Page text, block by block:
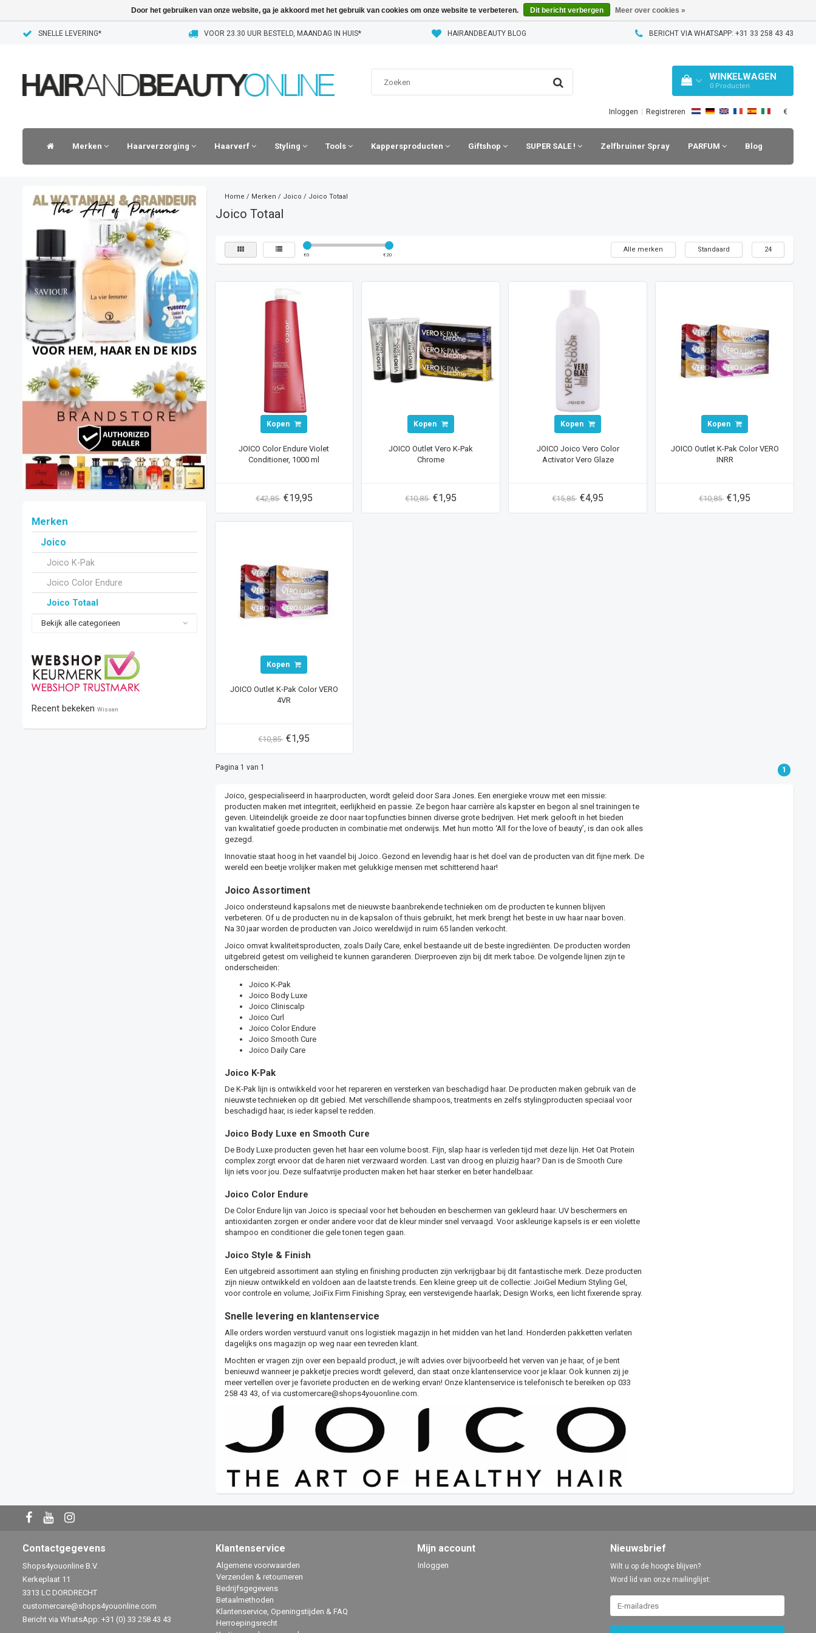
SNELLE LEVERING* VOOR 23.30 UUR BESTELD, MAANDAG IN HUIS* HAIRANDBEAUTY BLOG BERICHT VIA WHATSAPP: +31 33 258 43 43
WINKELWAGEN
0 Producten
Inloggen Registreren €
Merken Haarverzorging Haarverf Styling Tools Kappersproducten Giftshop SUPER SALE ! Zelfbruiner Spray PARFUM Blog
Merken
Joico
Joico K-Pak
Joico Color Endure
Joico Totaal
Bekijk alle categorieen
Recent bekeken Wissen
Home / Merken / Joico / Joico Totaal
Joico Totaal
€0 € 20
Alle merken Standaard 24
Kopen
JOICO Color Endure Violet
Conditioner, 1000 ml
€42,85 €19,95
Kopen
JOICO Outlet Vero K-Pak
Chrome
€10,85 €1,95
Kopen
JOICO Joico Vero Color
Activator Vero Glaze
€15,85 €4,95
Kopen
JOICO Outlet K-Pak Color VERO
INRR
€10,85 €1,95
Kopen
JOICO Outlet K-Pak Color VERO
4VR
€10,85 €1,95
Pagina 1 van 1 1
Joico, gespecialiseerd in haarproducten, wordt geleid door Sara Jones. Een energieke vrouw met een missie:
producten maken met integriteit, eerlijkheid en passie. Ze begon haar carrière als kapster en begon al snel trainingen te
geven. Uiteindelijk groeide ze door naar topfuncties binnen diverse grote bedrijven. Het merk gelooft in het bieden
van kwalitatief goede producten in combinatie met onderwijs. Met hun motto ‘All for the love of beauty’, is dan ook alles
gezegd.
Innovatie staat hoog in het vaandel bij Joico. Gezond en levendig haar is het doel van de producten van dit fijne merk. De
wereld een beetje vrolijker maken met gelukkige mensen met schitterend haar!
Joico Assortiment
Joico ondersteund kapsalons met de nieuwste baanbrekende technieken om de producten te kunnen blijven
verbeteren. Of u de producten nu in de kapsalon of thuis gebruikt, het merk brengt het beste in uw haar naar boven.
Na 30 jaar worden de producten van Joico wereldwijd in ruim 65 landen verkocht.
Joico omvat kwaliteitsproducten, zoals Daily Care, enkel bestaande uit de beste ingrediënten. De producten worden
uitgebreid getest om veiligheid te kunnen garanderen. Dierproeven zijn bij dit merk taboe. De volgende lijnen zijn te
onderscheiden:
Joico K-Pak
Joico Body Luxe
Joico Cliniscalp
Joico Curl
Joico Color Endure
Joico Smooth Cure
Joico Daily Care
Joico K-Pak
De K-Pak lijn is ontwikkeld voor het repareren en versterken van beschadigd haar. De producten maken gebruik van de
nieuwste technieken op dit gebied. Met verschillende shampoos, treatments en zelfs stylingproducten speciaal voor
beschadigd haar, is ieder kapsel te redden.
Joico Body Luxe en Smooth Cure
De Body Luxeproducten geven het haar een volume boost. Fijn, slap haar is verleden tijd met deze lijn. Het Oat Protein
complex zorgt ervoor dat de haren niet verzwaard worden. Last van droog en pluizig haar? Dan is de Smooth Cure
lijn iets voor jou. Deze sulfaatvrije producten maken het haar sterker en beter handelbaar.
Joico Color Endure
De Color Endurelijn van Joico is speciaal voor het behouden en beschermen van gekleurd haar. UV beschermers en
antioxidanten zorgen er onder andere voor dat de kleur minder snel vervaagd. Voor askleurige kapsels is er een violette
shampoo en conditioner die gele tonen tegen gaan.
Joico Style & Finish
Een uitgebreid assortiment aan styling en finishing producten zijn verkrijgbaar bij dit fantastische merk. Deze producten
zijn nieuw ontwikkeld en voldoen aan de laatste trends. Een kleine greep uit de collectie: JoiGel Medium Styling Gel ,
voor controle en volume; JoiFix Firm Finishing Spray, een verstevigende haarlak; Design Works, een licht fixerende spray.
Snelle levering en klantenservice
Alle orders worden verstuurd vanuit ons logistiek magazijn in het midden van het land. Honderden pakketten verlaten
dagelijks ons magazijn op weg naar een tevreden klant.
Mochten er vragen zijn over een bepaald product, je wilt advies over bijvoorbeeld het verven van je haar, of je bent
benieuwd wanneer je pakketje precies wordt geleverd, dan staat onze klantenservice voor je klaar. Ook kunnen zij je
meer vertellen over je favoriete producten en de werking ervan! Onze klantenservice is telefonisch te bereiken op 033
258 43 43, of via customercare@shops4youonline.com.
Contactgegevens
Shops4youonline B.V.
Kerkeplaat 11
3313 LC DORDRECHT
customercare@shops4youonline.com
Bericht via WhatsApp: +31 (0) 33 258 43 43
Klantenservice
Algemene voorwaarden
Verzenden & retourneren
Bedrijfsgegevens
Betaalmethoden
Klantenservice, Openingstijden & FAQ
Herroepingsrecht
Mijn account
Inloggen
Nieuwsbrief
Wilt u op de hoogte blijven?
Word lid van onze mailinglijst:
Door het gebruiken van onze website, ga je akkoord met het gebruik van cookies om onze website te verbeteren. Dit bericht verbergen Meer over cookies »